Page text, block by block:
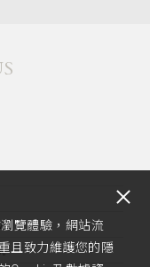
覽體驗，網站流
且致力維護您的隱